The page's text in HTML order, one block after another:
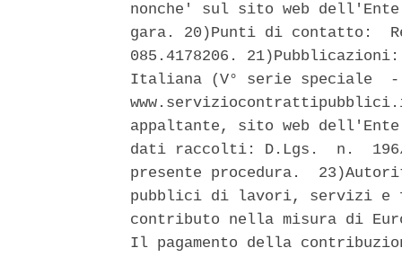
nonche' sul sito web
gara. 20)Punti di contatto:
085.4178206.
Italiana (V° serie speciale
appaltante, sito web dell'Ente
dati raccolti: D.Lgs.  n.
presente procedura.
pubblici di lavori, servizi e
contributo nella misura di
Il pagamento della